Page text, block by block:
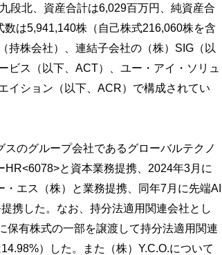
段北、資産合計は6,029百万円、純資産合
は5,941,140株（自己株式216,060株を含
持株会社）、連結子会社の（株）SIG（以
ビス（以下、ACT）、ユー・アイ・ソリュ
イション（以下、ACR）で構成されてい
のグループ会社であるグローバルテクノ
と資本業務提携、2024年3月に
エス（株）と業務提携、同年7月に先端AI
携した。なお、持分法適用関連会社とし
保有株式の一部を譲渡して持分法適用関連
）した。また（株）Y.C.O.について